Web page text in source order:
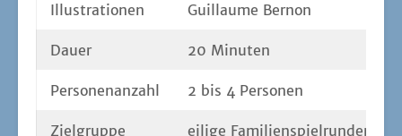
Illus­tra­tio­nen Guil­laume Bernon
Dau­er 20 Minu­ten
Per­so­nen­an­zahl 2 bis 4 Personen
Ziel­grup­pe eili­ge Familienspielrunden